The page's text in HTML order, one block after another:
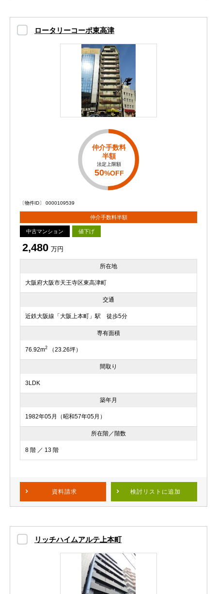
ロータリーコーポ東高津
仲介手数料
半額
法定上限額
50%OFF
〔物件ID〕 0000109539
仲介手数料半額
中古マンション 値下げ
2,480 万円
所在地
大阪府大阪市天王寺区東高津町
交通
近鉄大阪線「大阪上本町」駅 徒歩5分
専有面積
76.92m2 （23.26坪）
間取り
3LDK
築年月
1982年05月（昭和57年05月）
所在階／階数
8 階 ／ 13 階
資料請求 検討リスト に追加
リッチハイムアルテ上本町